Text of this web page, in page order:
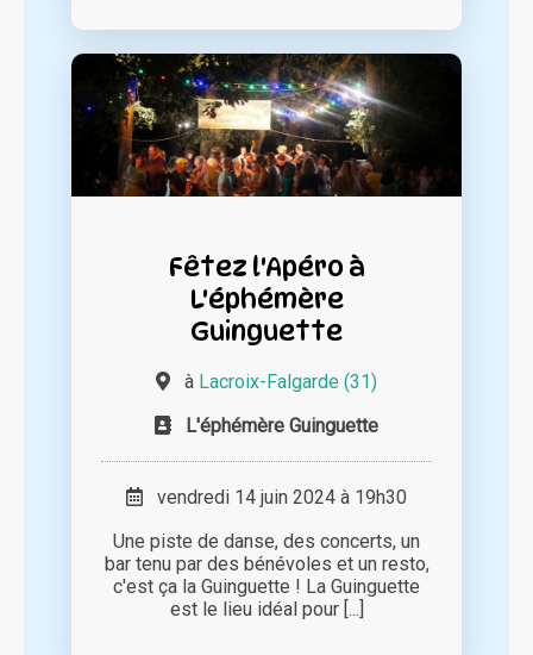
Fêtez l'Apéro à
L'éphémère
Guinguette
à Lacroix-Falgarde (31)
L'éphémère Guinguette
vendredi 14 juin 2024 à 19h30
Une piste de danse, des concerts, un
bar tenu par des bénévoles et un resto,
c'est ça la Guinguette ! La Guinguette
est le lieu idéal pour [...]